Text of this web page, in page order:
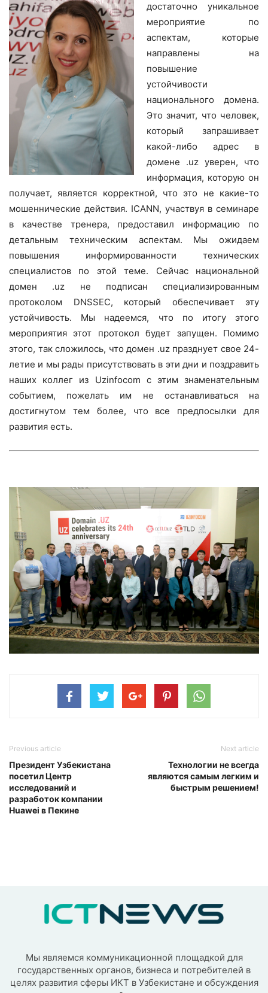
достаточно уникальное
мероприятие по
аспектам, которые
направлены на
повышение
устойчивости
национального домена.
Это значит, что человек,
который запрашивает
какой-либо адрес в
домене .uz уверен, что
информация, которую он
получает, является корректной, что это не какие-то
мошеннические действия. ICANN, участвуя в семинаре
в качестве тренера, предоставил информацию по
детальным техническим аспектам. Мы ожидаем
повышения информированности технических
специалистов по этой теме. Сейчас национальной
домен .uz не подписан специализированным
протоколом DNSSEC, который обеспечивает эту
устойчивость. Мы надеемся, что по итогу этого
мероприятия этот протокол будет запущен. Помимо
этого, так сложилось, что домен .uz празднует свое 24-
летие и мы рады присутствовать в эти дни и поздравить
наших коллег из Uzinfocom с этим знаменательным
событием, пожелать им не останавливаться на
достигнутом тем более, что все предпосылки для
развития есть.
Previous article
Президент Узбекистана
посетил Центр
исследований и
разработок компании
Huawei в Пекине
Next article
Технологии не всегда
являются самым легким и
быстрым решением!
Мы являемся коммуникационной площадкой для
государственных органов, бизнеса и потребителей в
целях развития сферы ИКТ в Узбекистане и обсуждения